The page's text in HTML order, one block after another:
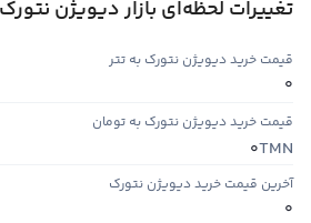
تغییرات لحظه‌ای بازار دیویژن نتورک
قیمت خرید دیویژن نتورک به تتر
0
قیمت خرید دیویژن نتورک به تومان
TMN
0
آخرین قیمت خرید دیویژن نتورک
0